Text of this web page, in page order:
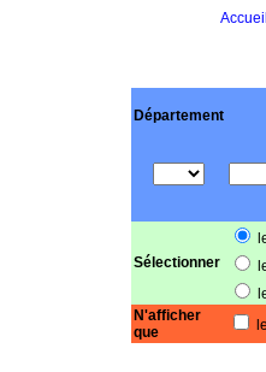
Accueil
Département
Sélectionner
N'afficher
que